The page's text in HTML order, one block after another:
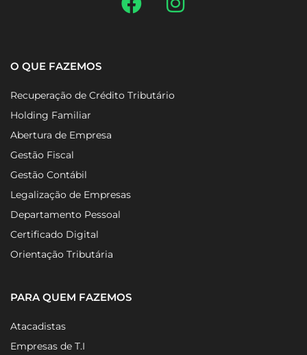
O QUE FAZEMOS
Recuperação de Crédito Tributário
Holding Familiar
Abertura de Empresa
Gestão Fiscal
Gestão Contábil
Legalização de Empresas
Departamento Pessoal
Certificado Digital
Orientação Tributária
PARA QUEM FAZEMOS
Atacadistas
Empresas de T.I